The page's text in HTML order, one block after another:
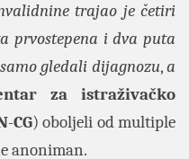
trajao je četiri
prvostepena i dva puta
gledali dijagnozu,a
za istraživačko
-CG) oboljeli od multiple
anoniman.